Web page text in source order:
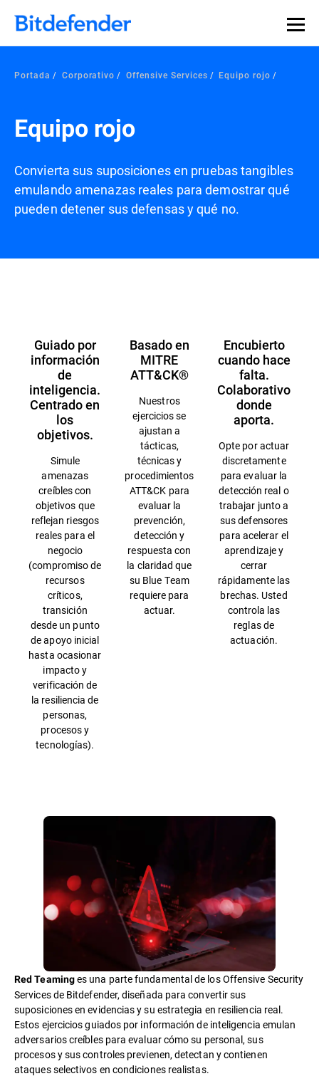
Portada Corporativo Offensive Services Equipo rojo
Equipo rojo
Convierta sus suposiciones en pruebas tangibles
emulando amenazas reales para demostrar qué
pueden detener sus defensas y qué no.
Guiado por
información
de
inteligencia.
Centrado en
los
objetivos.
Simule
amenazas
creíbles con
objetivos que
reflejan riesgos
reales para el
negocio
(compromiso de
recursos
críticos,
transición
desde un punto
de apoyo inicial
hasta ocasionar
impacto y
verificación de
la resiliencia de
personas,
procesos y
tecnologías).
Basado en
MITRE
ATT&CK®
Nuestros
ejercicios se
ajustan a
tácticas,
técnicas y
procedimientos
ATT&CK para
evaluar la
prevención,
detección y
respuesta con
la claridad que
su Blue Team
requiere para
actuar.
Encubierto
cuando hace
falta.
Colaborativo
donde
aporta.
Opte por actuar
discretamente
para evaluar la
detección real o
trabajar junto a
sus defensores
para acelerar el
aprendizaje y
cerrar
rápidamente las
brechas. Usted
controla las
reglas de
actuación.
Red Teaminges una parte fundamental de los Offensive Security
Services de Bitdefender, diseñada para convertir sus
suposiciones en evidencias y su estrategia en resiliencia real.
Estos ejercicios guiados por información de inteligencia emulan
adversarios creíbles para evaluar cómo su personal, sus
procesos y sus controles previenen, detectan y contienen
ataques selectivos en condiciones realistas.